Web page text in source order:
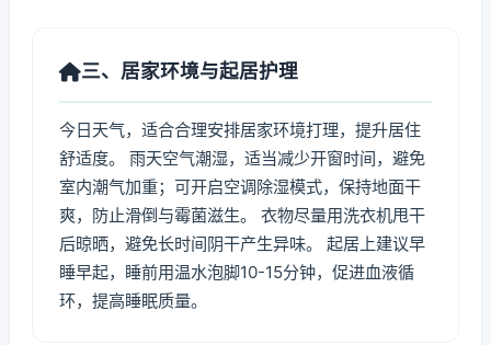
三、居家环境与起居护理
今日天气，适合合理安排居家环境打理，提升居住
舒适度。 雨天空气潮湿，适当减少开窗时间，避免
室内潮气加重；可开启空调除湿模式，保持地面干
爽，防止滑倒与霉菌滋生。 衣物尽量用洗衣机甩干
后晾晒，避免长时间阴干产生异味。 起居上建议早
睡早起，睡前用温水泡脚10-15分钟，促进血液循
环，提高睡眠质量。